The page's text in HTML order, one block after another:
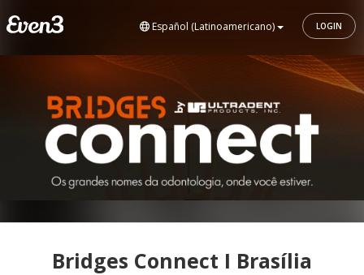
Español (Latinoamericano) LOGIN
Bridges Connect I Brasília